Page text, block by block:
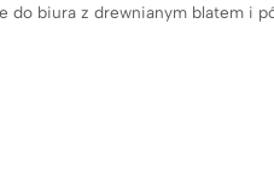
do biura z drewnianym blatem i